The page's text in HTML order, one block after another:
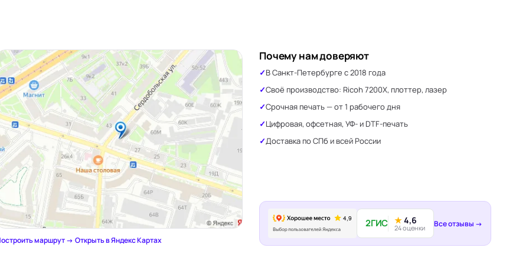
маршрут →·Открыть в Яндекс Картах
Почему нам доверяют
В Санкт-Петербурге с 2018 года
Своё производство: Ricoh 7200X, плоттер, лазер
Срочная печать — от 1 рабочего дня
Цифровая, офсетная, УФ- и DTF-печать
Доставка по СПб и всей России
2ГИС ★4,6
24 оценки Все отзывы →